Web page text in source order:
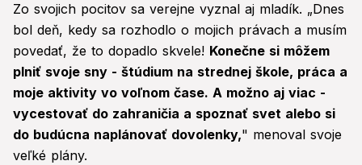
Zo svojich pocitov sa verejne vyznal aj mladík. „Dnes
bol deň, kedy sa rozhodlo o mojich právach a musím
povedať, že to dopadlo skvele! Konečne si môžem
plniť svoje sny - štúdium na strednej škole, práca a
moje aktivity vo voľnom čase. A možno aj viac -
vycestovať do zahraničia a spoznať svet alebo si
do budúcna naplánovať dovolenky," menoval svoje
veľké plány.